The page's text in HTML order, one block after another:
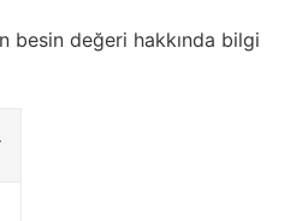
besin değeri hakkında bilgi